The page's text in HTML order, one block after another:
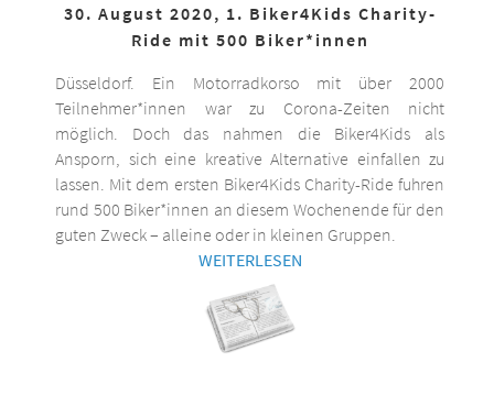
30. August 2020, 1. Biker4Kids Charity-
Ride mit 500 Biker*innen
Düsseldorf. Ein Motorradkorso mit über 2000
Teilnehmer*innen war zu Corona-Zeiten nicht
möglich. Doch das nahmen die Biker4Kids als
Ansporn, sich eine kreative Alternative einfallen zu
lassen. Mit dem ersten Biker4Kids Charity-Ride fuhren
rund 500 Biker*innen an diesem Wochenende für den
guten Zweck – alleine oder in kleinen Gruppen.
WEITERLESEN